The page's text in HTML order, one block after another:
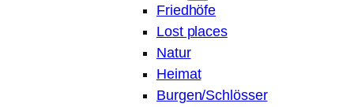
Friedhöfe
Lost places
Natur
Heimat
Burgen/Schlösser